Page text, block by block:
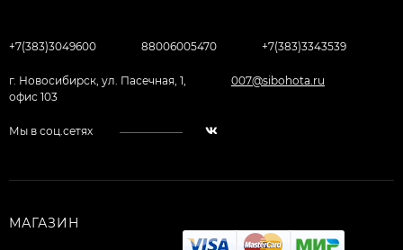
+7(383)3049600 88006005470 +7(383)3343539
г. Новосибирск, ул. Пасечная, 1,
офис 103
007@sibohota.ru
Мы в соц.сетях
МАГАЗИН